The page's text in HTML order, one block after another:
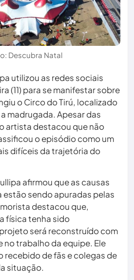
Descubra Natal
utilizou as redes sociais
(11) para se manifestar sobre
o Circo do Tirú, localizado
madrugada. Apesar das
artista destacou que não
o episódio como um
difíceis da trajetória do
afirmou que as causas
estão sendo apuradas pelas
destacou que,
física tenha sido
será reconstruído com
no trabalho da equipe. Ele
recebido de fãs e colegas de
situação.